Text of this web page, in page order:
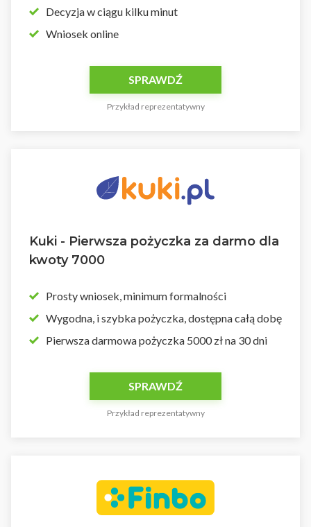
Decyzja w ciągu kilku minut
Wniosek online
SPRAWDŹ
Przykład reprezentatywny
Kuki - Pierwsza pożyczka za darmo dla
kwoty 7000
Prosty wniosek, minimum formalności
Wygodna, i szybka pożyczka, dostępna całą dobę
Pierwsza darmowa pożyczka 5000 zł na 30 dni
SPRAWDŹ
Przykład reprezentatywny